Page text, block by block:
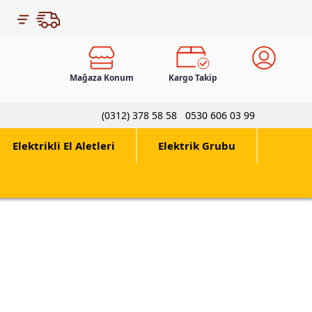
Mağaza Konum Kargo Takip
(0312) 378 58 58 0530 606 03 99
Elektrikli El Aletleri Elektrik Grubu